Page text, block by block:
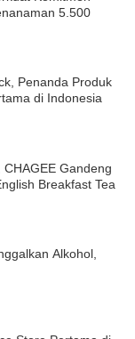
5.500
Penanda Produk
di Indonesia
Gandeng
Breakfast Tea
Alkohol,